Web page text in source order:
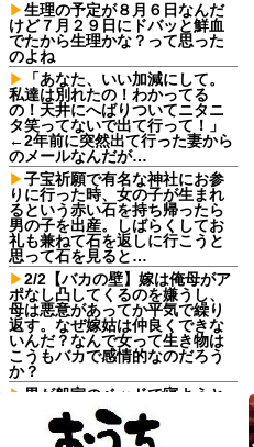
生理の予定が８月６日なんだ
けど７月２９日にドバッと鮮血
でたから生理かな？って思った
のよね
「あなた、いい加減にして。
私達は別れたの！わかってる
の！天井にへばりついてニタニ
タ笑ってないで出て行って！」
←2年前に突然出て行った妻から
のメールなんだが…
子宝祈願で有名な神社にお参
りに行った時、女の子が生まれ
るという赤い石を持ち帰ったら
男の子を出産。しばらくしてお
礼も兼ねて石を返しに行こうと
思って石を見ると…
2/2【バカの壁】嫁は俺母がア
ポなし凸してくるのを嫌うし、
母は悪意があってか平気で繰り
返す。なぜ嫁姑は仲良くできな
いんだ？なんで女って生き物は
こうもバカで感情的なのだろう
か？
男が船室のベッドで寝ようと
していた。…えっ？あなたは誰
ですか？→ 見知らぬひとがいる
んだが…